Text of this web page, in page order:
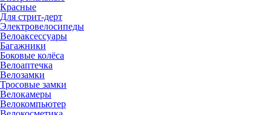
Красные
Для стрит-дерт
Электровелосипеды
Велоаксессуары
Багажники
Боковые колёса
Велоаптечка
Велозамки
Тросовые замки
Велокамеры
Велокомпьютер